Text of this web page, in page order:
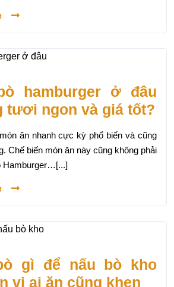
hamburger ở đâu
tươi ngon và giá tốt?
ăn nhanh cực kỳ phổ biến và cũng
Chế biến món ăn này cũng không phải
Hamburger…[...]
gì để nấu bò kho
vị ai ăn cũng khen